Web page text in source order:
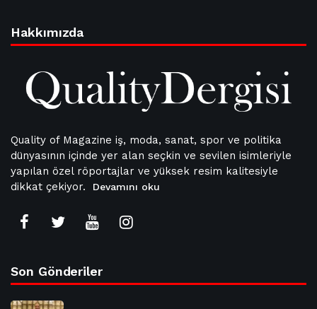
Hakkımızda
Quality of Magazine iş, moda, sanat, spor ve politika
dünyasının içinde yer alan seçkin ve sevilen isimleriyle
yapılan özel röportajlar ve yüksek resim kalitesiyle
dikkat çekiyor.
Devamını oku
Son Gönderiler